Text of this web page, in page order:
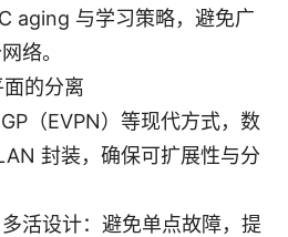
aging 与学习策略，避免广
络。
的分离
（EVPN）等现代方式，数
封装，确保可扩展性与分
活设计：避免单点故障，提